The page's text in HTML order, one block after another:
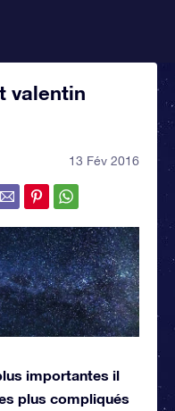
valentin
13 Fév 2016
importantes il
plus compliqués